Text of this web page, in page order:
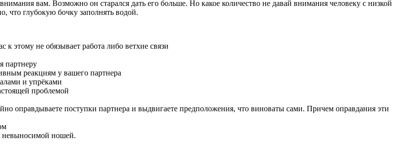
вам. Возможно он старался дать его больше. Но какое количество не давай внимания человеку с низкой
что глубокую бочку заполнять водой.
к этому не обязывает работа либо ветхие связи
партнеру
реакциям у вашего партнера
и упрёками
проблемой
оправдываете поступки партнера и выдвигаете предположения, что виноваты сами. Причем оправдания эти
невыносимой ношей.